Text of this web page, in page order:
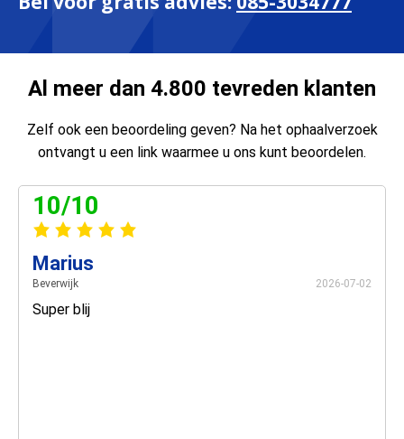
Al meer dan 4.800 tevreden klanten
Zelf ook een beoordeling geven? Na het ophaalverzoek
ontvangt u een link waarmee u ons kunt beoordelen.
10/10
Marius
Beverwijk 2026-07-02
Super blij